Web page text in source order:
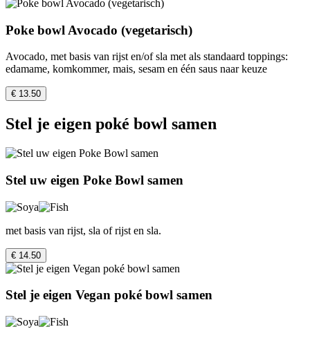
Poke bowl Avocado (vegetarisch)
Avocado, met basis van rijst en/of sla met als standaard toppings:
edamame, komkommer, mais, sesam en één saus naar keuze
€ 13.50
Stel je eigen poké bowl samen
Stel uw eigen Poke Bowl samen
met basis van rijst, sla of rijst en sla.
€ 14.50
Stel je eigen Vegan poké bowl samen